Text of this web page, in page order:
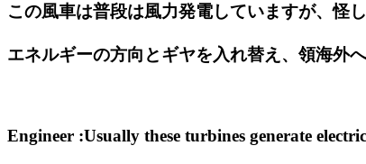
この風車は普段は風力発電していますが、怪
エネルギーの方向とギヤを入れ替え、領海外
Engineer :Usually these turbines generate